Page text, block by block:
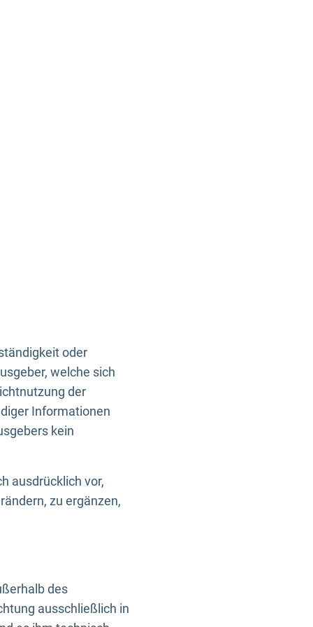
oder
welche sich
der
Informationen
kein
ausdrücklich vor,
zu ergänzen,
des
ausschließlich in